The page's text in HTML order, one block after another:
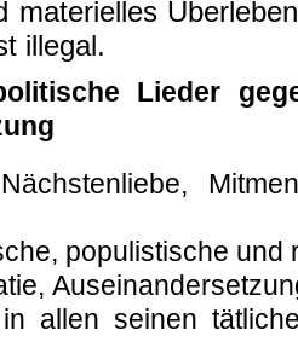
materielles
illegal.
Lieder
populistische und
allen seinen